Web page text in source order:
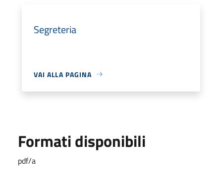
Segreteria
VAI ALLA PAGINA
Formati disponibili
pdf/a